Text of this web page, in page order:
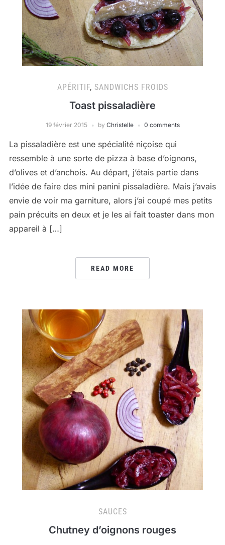
APÉRITIF, SANDWICHS FROIDS
Toast pissaladière
19 février 2015 by Christelle 0 comments
La pissaladière est une spécialité niçoise qui
ressemble à une sorte de pizza à base d’oignons,
d’olives et d’anchois. Au départ, j’étais partie dans
l’idée de faire des mini panini pissaladière. Mais j’avais
envie de voir ma garniture, alors j’ai coupé mes petits
pain précuits en deux et je les ai fait toaster dans mon
appareil à […]
READ MORE
SAUCES
Chutney d’oignons rouges